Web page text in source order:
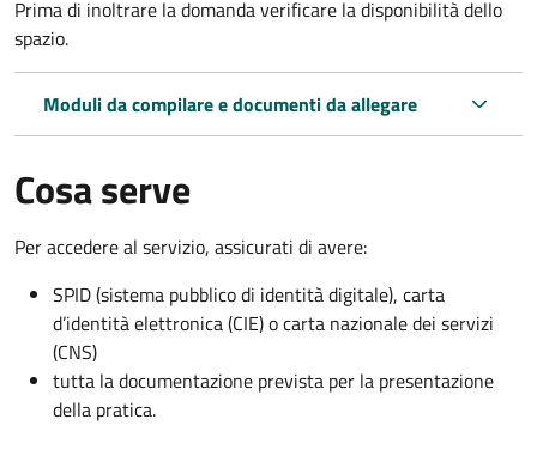
Prima di inoltrare la domanda verificare la disponibilità dello
spazio.
Moduli da compilare e documenti da allegare
Cosa serve
Per accedere al servizio, assicurati di avere:
SPID (sistema pubblico di identità digitale), carta
d’identità elettronica (CIE) o carta nazionale dei servizi
(CNS)
tutta la documentazione prevista per la presentazione
della pratica.